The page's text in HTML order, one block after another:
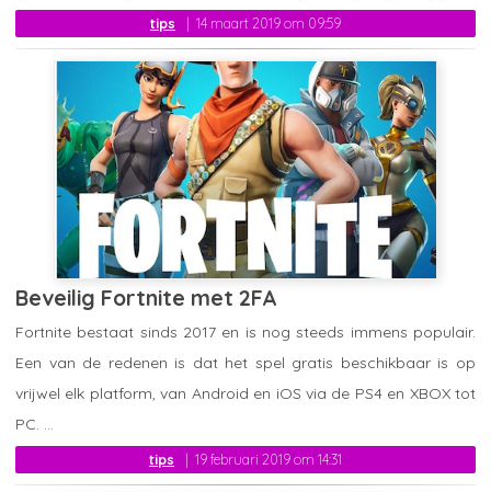
tips 14 maart 2019 om 09:59
Beveilig Fortnite met 2FA
tips 19 februari 2019 om 14:31
Fortnite bestaat sinds 2017 en is nog steeds immens populair.
Een van de redenen is dat het spel gratis beschikbaar is op
vrijwel elk platform, van Android en iOS via de PS4 en XBOX tot
PC. ...